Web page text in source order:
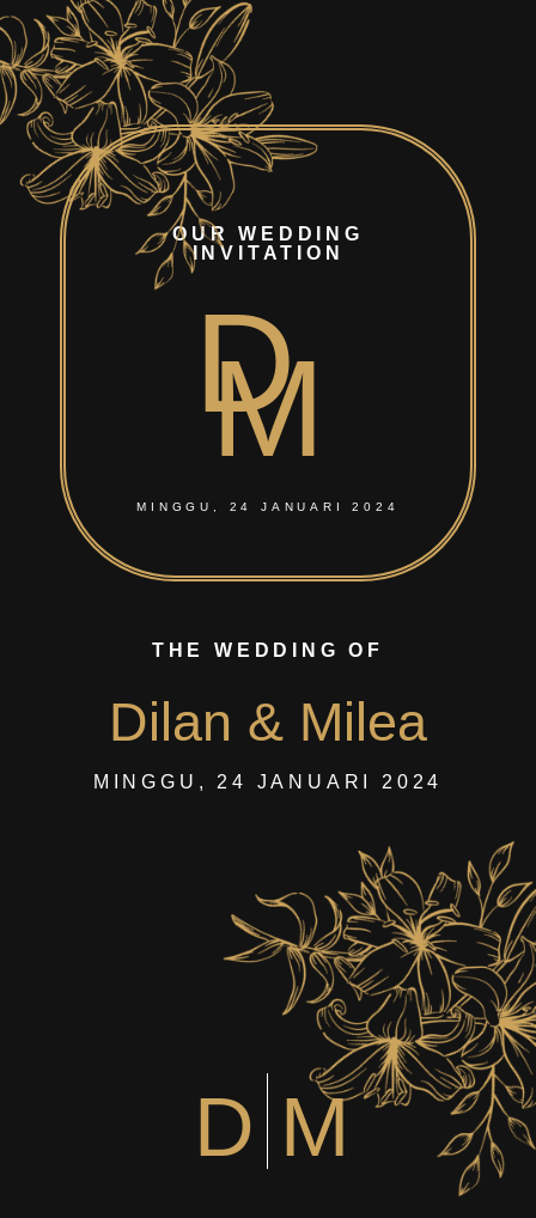
OUR WEDDING
INVITATION
D
M
MINGGU, 24 JANUARI 2024
THE WEDDING OF
Dilan & Milea
MINGGU, 24 JANUARI 2024
D M